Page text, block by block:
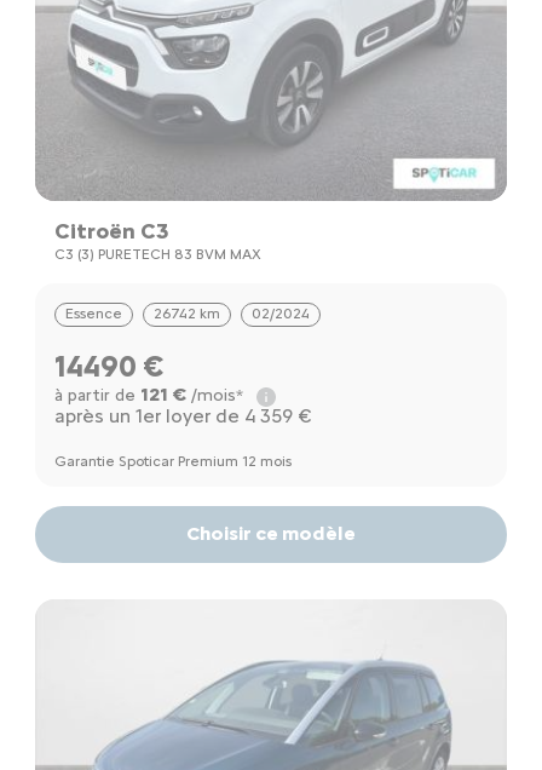
Citroën C3
C3 (3) PURETECH 83 BVM MAX
Essence 26742 km 02/2024
14490 €
à partir de 121 €/mois*
après un 1er loyer de 4 359 €
Garantie Spoticar Premium 12 mois
Choisir ce modèle